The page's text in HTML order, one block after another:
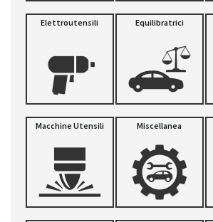
Elettroutensili Equilibratrici
Macchine Utensili Miscellanea